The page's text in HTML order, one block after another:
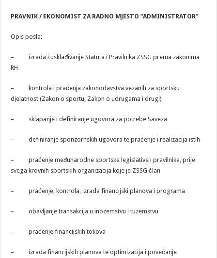
PRAVNIK / EKONOMIST ZA RADNO MJESTO “ADMINISTRATOR”
Opis posla:
– izrada i usklađivanje Statuta i Pravilnika ZSSG prema zakonima
RH
– kontrola i praćenja zakonodavstva vezanih za sportsku
djelatnost (Zakon o sportu, Zakon o udrugama i drugi)
– sklapanje i definiranje ugovora za potrebe Saveza
– definiranje sponzornskih ugovora te praćenje i realizacija istih
– praćenje međunarodne sportske legislative i pravilnika, prije
svega krovnih sportskih organizacija koje je ZSSG član
– praćenje, kontrola, izrada financijski planova i programa
– obavljanje transakcija u inozemstvu i tuzemstvu
– praćenje financijskih tokova
– izrada financijskih planova te optimizacija i povećanje